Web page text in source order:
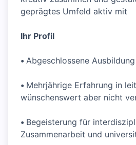
geprägtes Umfeld aktiv mit
Ihr Profil
• Abgeschlossene
• Mehrjährige Erfahrung in
wünschenswert aber nicht
• Begeisterung für
Zusammenarbeit und